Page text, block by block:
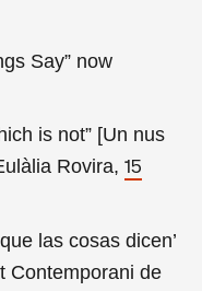
Say” now
is not” [Un nus
Rovira, 15
las cosas dicen’
Contemporani de